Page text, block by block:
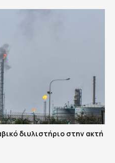
διυλιστήριο στην ακτή